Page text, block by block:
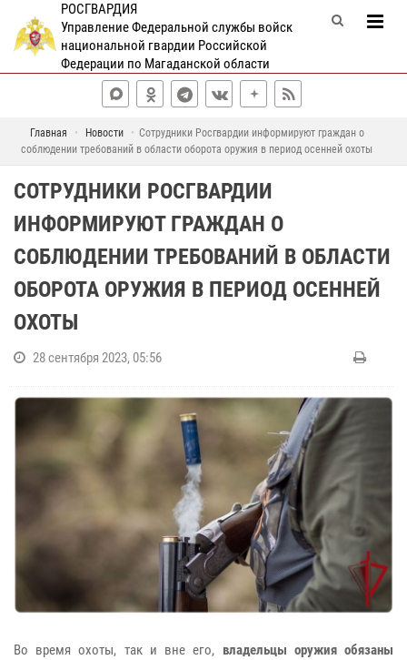
РОСГВАРДИЯ
Управление Федеральной службы войск
национальной гвардии Российской
Федерации по Магаданской области
Главная Новости
Сотрудники Росгвардии информируют граждан о
соблюдении требований в области оборота оружия в период осенней охоты
СОТРУДНИКИ РОСГВАРДИИ
ИНФОРМИРУЮТ ГРАЖДАН О
СОБЛЮДЕНИИ ТРЕБОВАНИЙ В ОБЛАСТИ
ОБОРОТА ОРУЖИЯ В ПЕРИОД ОСЕННЕЙ
ОХОТЫ
28 сентября 2023, 05:56
Во время охоты, так и вне его, владельцы оружия обязаны